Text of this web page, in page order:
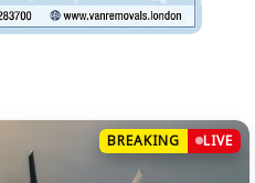
BREAKING LIVE